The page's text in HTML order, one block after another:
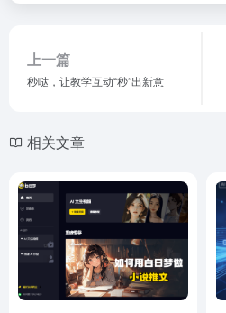
上一篇
秒哒，让教学互动“秒”出新意
相关文章